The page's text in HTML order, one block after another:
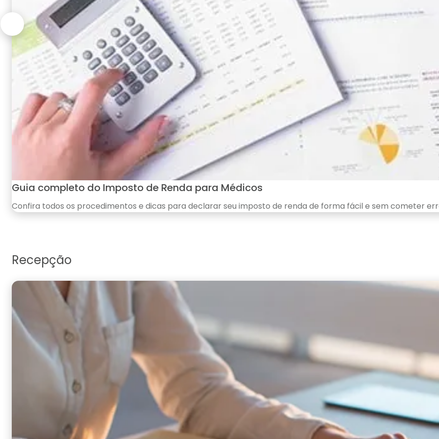
Guia completo do Imposto de Renda para Médicos
Confira todos os procedimentos e dicas para declarar seu imposto de renda de forma fácil e sem cometer
Recepção